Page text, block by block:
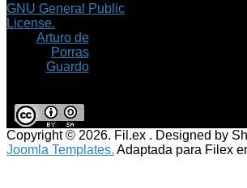
GNU General Public
License.
Arturo de
Porras
Guardo
Copyright © 2026. Fil.ex . Designed by
Joomla Templates. Adaptada para Filex